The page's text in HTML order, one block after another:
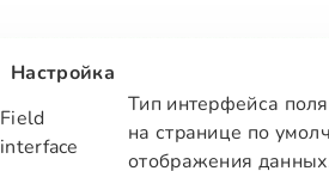
Настройка
Field
interface
Тип интерфейса
на странице по
отображения